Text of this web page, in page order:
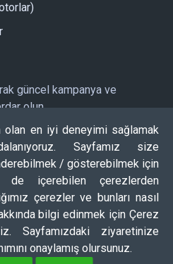
güncel kampanya ve
olun
Kayıt Ol
olan en iyi deneyimi sağlamak
Sayfamız size
/ gösterebilmek için
de içerebilen çerezlerden
çerezler ve bunları nasıl
bilgi edinmek için Çerez
Sayfamızdaki ziyaretinize
onaylamış olursunuz.